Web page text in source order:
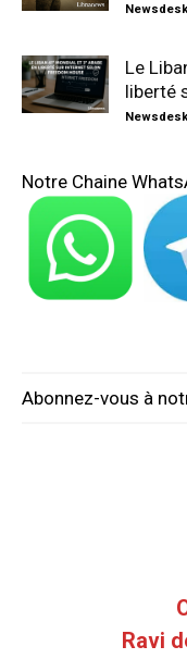
Le
liberté
Notre Chaine
Abonnez-vous à
Ravi